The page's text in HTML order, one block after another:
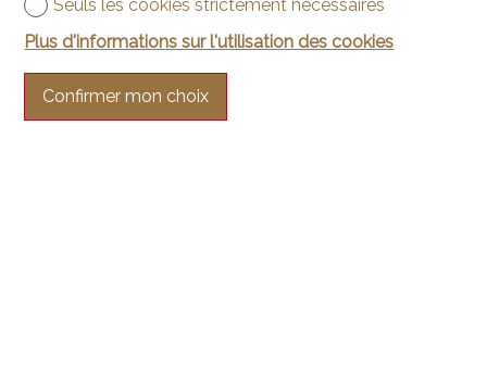
Seuls les cookies strictement nécessaires
Plus d'informations sur l'utilisation des cookies
Confirmer mon choix